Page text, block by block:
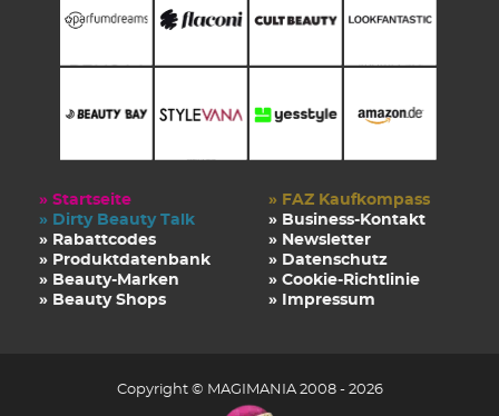
» Startseite
» Dirty Beauty Talk
» Rabattcodes
» Produktdatenbank
» Beauty-Marken
» Beauty Shops
» FAZ Kaufkompass
» Business-Kontakt
» Newsletter
» Datenschutz
» Cookie-Richtlinie
» Impressum
Copyright © MAGIMANIA 2008 - 2026